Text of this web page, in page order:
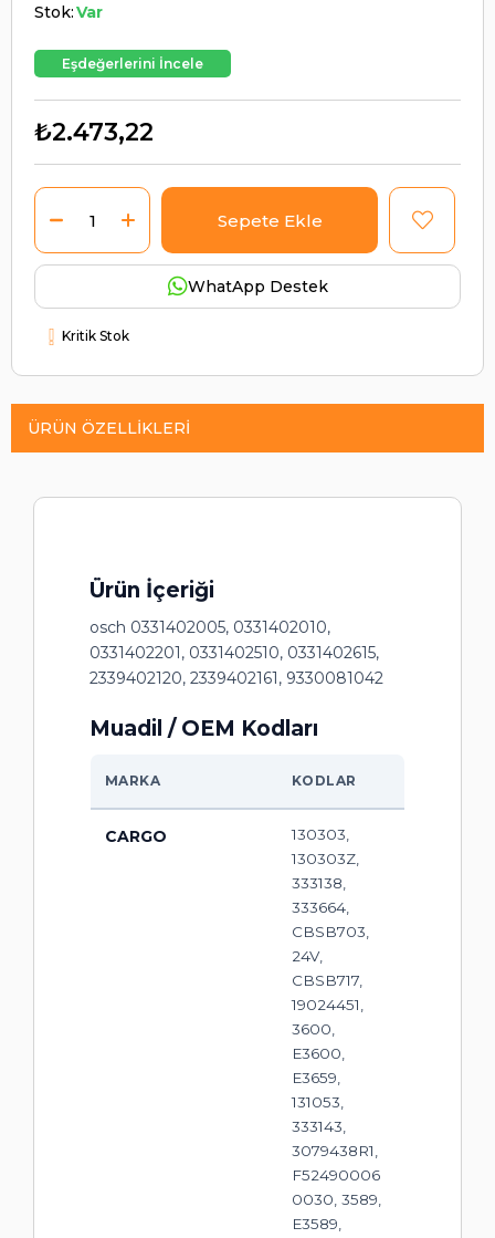
Stok:Var
Eşdeğerlerini İncele
₺2.473,22
WhatApp Destek
Kritik Stok
ÜRÜN ÖZELLIKLERI
Ürün İçeriği
osch 0331402005, 0331402010,
0331402201, 0331402510, 0331402615,
2339402120, 2339402161, 9330081042
Muadil / OEM Kodları
MARKA KODLAR
CARGO
130303,
130303Z,
333138,
333664,
CBSB703,
24V,
CBSB717,
19024451,
3600,
E3600,
E3659,
131053,
333143,
3079438R1,
F52490006
0030, 3589,
E3589,